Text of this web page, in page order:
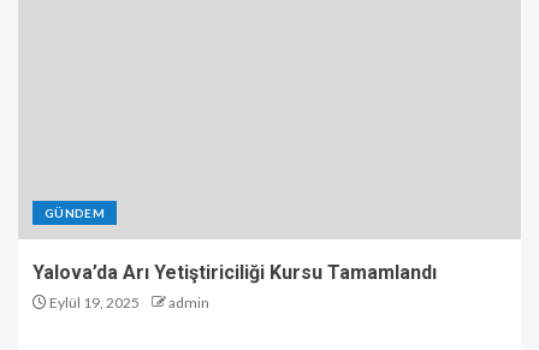
GÜNDEM
Yalova’da Arı Yetiştiriciliği Kursu Tamamlandı
Eylül 19, 2025 admin